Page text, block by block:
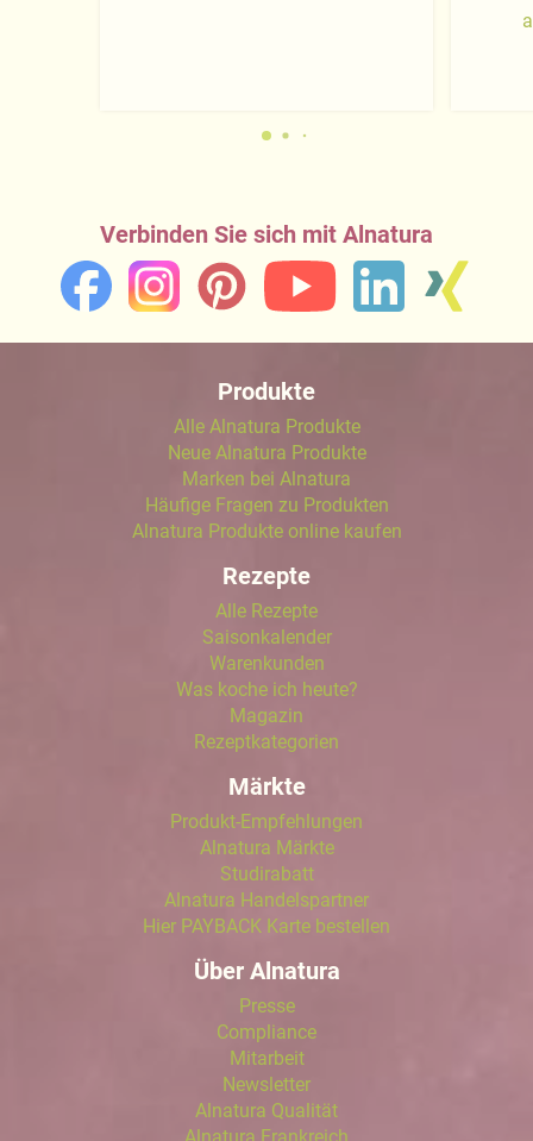
Verbinden Sie sich mit Alnatura
Produkte
Alle Alnatura Produkte
Neue Alnatura Produkte
Marken bei Alnatura
Häufige Fragen zu Produkten
Alnatura Produkte online kaufen
Rezepte
Alle Rezepte
Saisonkalender
Warenkunden
Was koche ich heute?
Magazin
Rezeptkategorien
Märkte
Produkt-Empfehlungen
Alnatura Märkte
Studirabatt
Alnatura Handelspartner
Hier PAYBACK Karte bestellen
Über Alnatura
Presse
Compliance
Mitarbeit
Newsletter
Alnatura Qualität